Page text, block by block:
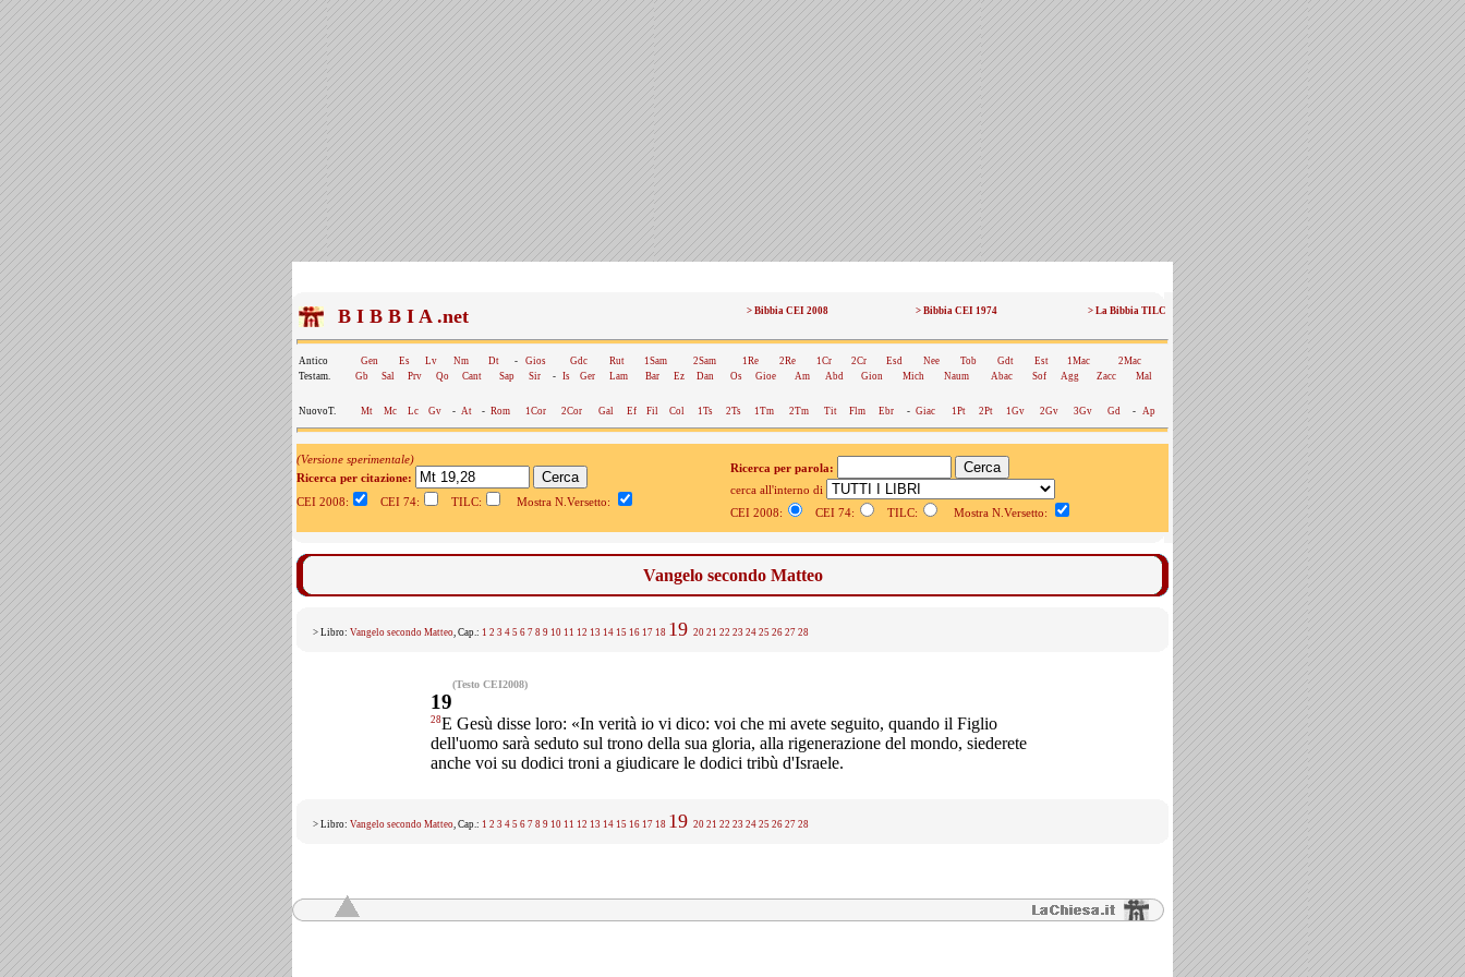
B I B B I A .net > Bibbia CEI 2008 > Bibbia CEI 1974 > La Bibbia TILC
Antico Gen Es Lv Nm Dt - Gios Gdc Rut 1Sam 2Sam 1Re 2Re 1Cr 2Cr Esd Nee Tob Gdt Est 1Mac
2Mac
Testam.
Gb Sal Prv Qo Cant Sap Sir - Is Ger Lam Bar Ez Dan Os Gioe Am Abd Gion Mich Naum Abac Sof Agg Zacc Mal
NuovoT. Mt Mc Lc Gv - At - Rom 1Cor 2Cor Gal Ef Fil Col 1Ts 2Ts 1Tm 2Tm Tit Flm Ebr - Giac 1Pt 2Pt 1Gv 2Gv 3Gv Gd - Ap
(Versione sperimentale)
Ricerca per citazione:
CEI 2008:
CEI 74: TILC: Mostra N.Versetto:
Ricerca per parola:
cerca all'interno di
CEI 2008:
CEI 74: TILC: Mostra N.Versetto:
Vangelo secondo Matteo
> Libro: Vangelo secondo Matteo, Cap.: 1 2 3 4 5 6 7 8 9 10 11 12 13 14 15 16 17 18 19 20 21 22 23 24 25 26 27 28
(Testo CEI2008)
19
28E Gesù disse loro: «In verità io vi dico: voi che mi avete seguito, quando il Figlio
dell'uomo sarà seduto sul trono della sua gloria, alla rigenerazione del mondo, siederete
anche voi su dodici troni a giudicare le dodici tribù d'Israele.
> Libro: Vangelo secondo Matteo, Cap.: 1 2 3 4 5 6 7 8 9 10 11 12 13 14 15 16 17 18 19 20 21 22 23 24 25 26 27 28